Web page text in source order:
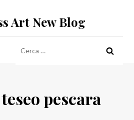
Art New Blog
per:
pescara